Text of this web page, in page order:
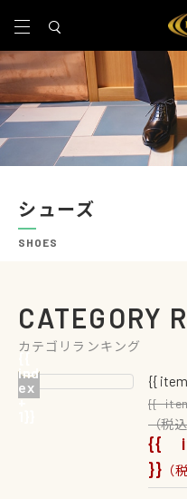
シューズ
SHOES
CATEGORY
カテゴリランキング
{{
ind
ex
+
{{
ind
ex
+
{{
{{
（税
{{
}} （